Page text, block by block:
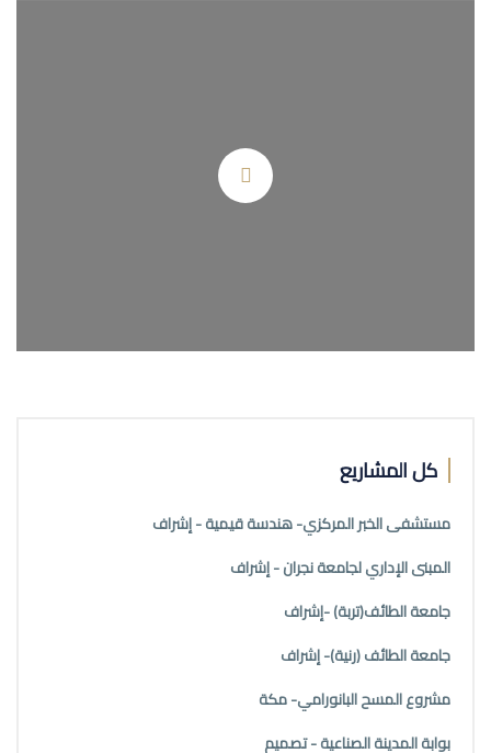
كل المشاريع
مستشفى الخبر المركزي- هندسة قيمية - إشراف
المبنى الإداري لجامعة نجران - إشراف
جامعة الطائف(تربة) -إشراف
جامعة الطائف (رنية)- إشراف
مشروع المسح البانورامي- مكة
بوابة المدينة الصناعية - تصميم